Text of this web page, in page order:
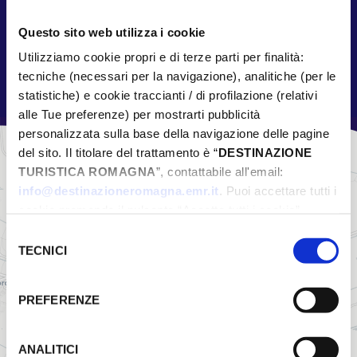
Questo sito web utilizza i cookie
Utilizziamo cookie propri e di terze parti per finalità:
tecniche (necessari per la navigazione), analitiche (per le
statistiche) e cookie traccianti / di profilazione (relativi
alle Tue preferenze) per mostrarti pubblicità
personalizzata sulla base della navigazione delle pagine
del sito. Il titolare del trattamento è “DESTINAZIONE
TURISTICA ROMAGNA”, contattabile all'email:
info@destinazioneromagna.emr.it. Puoi accettare tutti i
gestire le tue preferenze facendo clic su “Personalizza”.
Qualora acconsenti a tutti i cookie i Tuoi dati potranno
attualmente non fornisce garanzie idonee per il
l’implementazione di misure supplementari di sicurezza a
delTECNICI
PREFERENZE
ANALITICI
+
−